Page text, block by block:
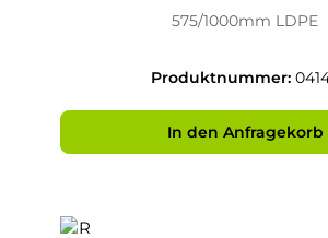
575/1000mm LDPE
Produktnummer:
In den Anfragekorb